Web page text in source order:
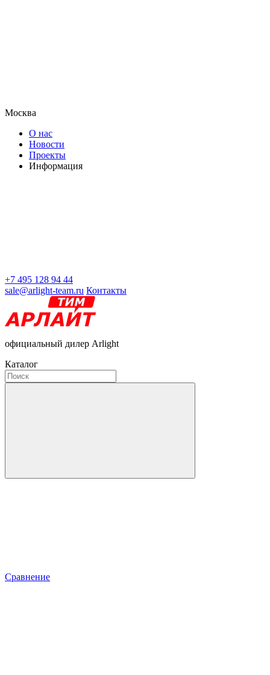
Москва
О нас
Новости
Проекты
Информация
+7 495 128 94 44
sale@arlight-team.ru Контакты
официальный дилер Arlight
Каталог
Сравнение